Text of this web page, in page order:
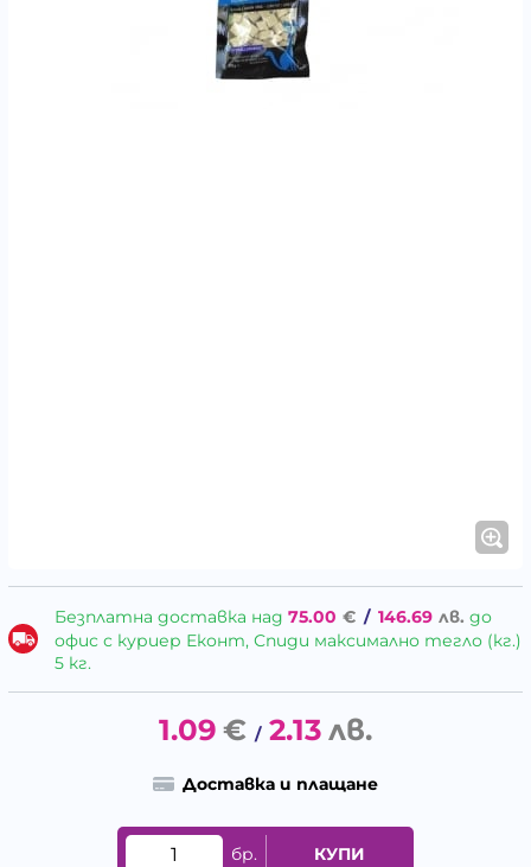
Безплатна доставка над 75.00 € / 146.69 лв. до
офис с куриер Еконт, Спиди максимално тегло (кг.)
5 кг.
1.09 € / 2.13 лв.
Доставка и плащане
бр. КУПИ